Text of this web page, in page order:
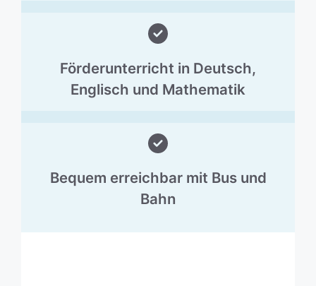
Förderunterricht in Deutsch,
Englisch und Mathematik
Bequem erreichbar mit Bus und
Bahn